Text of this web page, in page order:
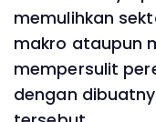
memulihkan
makro ataupun
mempersulit
dengan